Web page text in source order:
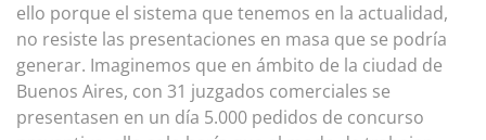
ello porque el sistema que tenemos en la actualidad,
no resiste las presentaciones en masa que se podría
generar. Imaginemos que en ámbito de la ciudad de
Buenos Aires, con 31 juzgados comerciales se
presentasen en un día 5.000 pedidos de concurso